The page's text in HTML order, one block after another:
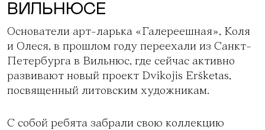
ВИЛЬНЮСЕ
Основатели арт-ларька «Галереешная», Коля
и Олеся, в прошлом году переехали из Санкт-
Петербурга в Вильнюс, где сейчас активно
развивают новый проект Dvikojis Eršketas,
посвященный литовским художникам.
С собой ребята забрали свою коллекцию